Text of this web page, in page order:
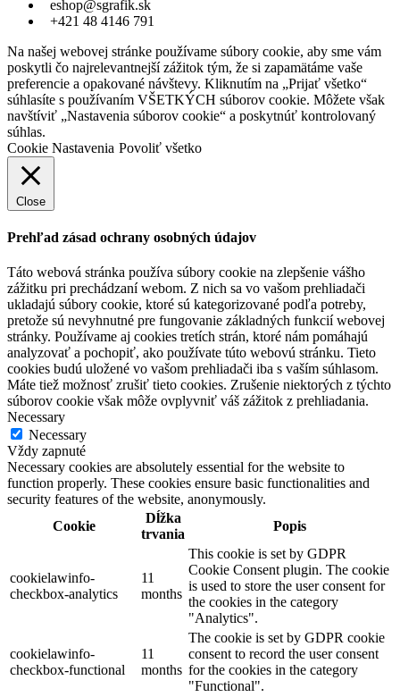
eshop@sgrafik.sk
+421 48 4146 791
Na našej webovej stránke používame súbory cookie, aby sme vám
poskytli čo najrelevantnejší zážitok tým, že si zapamätáme vaše
preferencie a opakované návštevy. Kliknutím na „Prijať všetko“
súhlasíte s používaním VŠETKÝCH súborov cookie. Môžete však
navštíviť „Nastavenia súborov cookie“ a poskytnúť kontrolovaný
súhlas.
Cookie Nastavenia Povoliť všetko
Close
Prehľad zásad ochrany osobných údajov
Táto webová stránka používa súbory cookie na zlepšenie vášho
zážitku pri prechádzaní webom. Z nich sa vo vašom prehliadači
ukladajú súbory cookie, ktoré sú kategorizované podľa potreby,
pretože sú nevyhnutné pre fungovanie základných funkcií webovej
stránky. Používame aj cookies tretích strán, ktoré nám pomáhajú
analyzovať a pochopiť, ako používate túto webovú stránku. Tieto
cookies budú uložené vo vašom prehliadači iba s vaším súhlasom.
Máte tiež možnosť zrušiť tieto cookies. Zrušenie niektorých z týchto
súborov cookie však môže ovplyvniť váš zážitok z prehliadania.
Necessary
Necessary
Vždy zapnuté
Necessary cookies are absolutely essential for the website to
function properly. These cookies ensure basic functionalities and
security features of the website, anonymously.
Cookie
Dĺžka
trvania
Popis
cookielawinfo-
checkbox-analytics
11
months
This cookie is set by GDPR
Cookie Consent plugin. The cookie
is used to store the user consent for
the cookies in the category
"Analytics".
cookielawinfo-
checkbox-functional
11
months
The cookie is set by GDPR cookie
consent to record the user consent
for the cookies in the category
"Functional".